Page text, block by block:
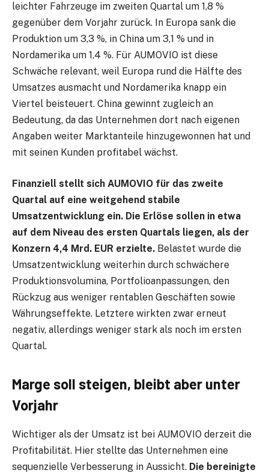
leichter Fahrzeuge im zweiten Quartal um 1,8 %
gegenüber dem Vorjahr zurück. In Europa sank die
Produktion um 3,3 %, in China um 3,1 % und in
Nordamerika um 1,4 %. Für AUMOVIO ist diese
Schwäche relevant, weil Europa rund die Hälfte des
Umsatzes ausmacht und Nordamerika knapp ein
Viertel beisteuert. China gewinnt zugleich an
Bedeutung, da das Unternehmen dort nach eigenen
Angaben weiter Marktanteile hinzugewonnen hat und
mit seinen Kunden profitabel wächst.
Finanziell stellt sich AUMOVIO für das zweite
Quartal auf eine weitgehend stabile
Umsatzentwicklung ein. Die Erlöse sollen in etwa
auf dem Niveau des ersten Quartals liegen, als der
Konzern 4,4 Mrd. EUR erzielte. Belastet wurde die
Umsatzentwicklung weiterhin durch schwächere
Produktionsvolumina, Portfolioanpassungen, den
Rückzug aus weniger rentablen Geschäften sowie
Währungseffekte. Letztere wirkten zwar erneut
negativ, allerdings weniger stark als noch im ersten
Quartal.
Marge soll steigen, bleibt aber unter
Vorjahr
Wichtiger als der Umsatz ist bei AUMOVIO derzeit die
Profitabilität. Hier stellte das Unternehmen eine
sequenzielle Verbesserung in Aussicht. Die bereinigte